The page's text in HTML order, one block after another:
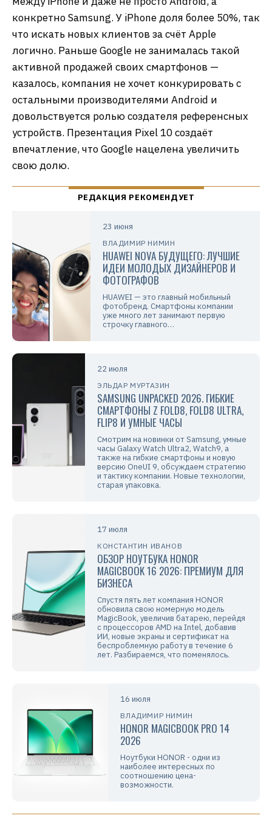
конкретно Samsung. У iPhone доля более 50%, так
что искать новых клиентов за счёт Apple
логично. Раньше Google не занималась такой
активной продажей своих смартфонов —
казалось, компания не хочет конкурировать с
остальными производителями Android и
довольствуется ролью создателя референсных
устройств. Презентация Pixel 10 создаёт
впечатление, что Google нацелена увеличить
свою долю.
23 июня
ВЛАДИМИР НИМИН
HUAWEI NOVA БУДУЩЕГО: ЛУЧШИЕ
ИДЕИ МОЛОДЫХ ДИЗАЙНЕРОВ И
ФОТОГРАФОВ
HUAWEI — это главный мобильный
фотобренд. Смартфоны компании
уже много лет занимают первую
строчку главного…
22 июля
ЭЛЬДАР МУРТАЗИН
SAMSUNG UNPACKED 2026. ГИБКИЕ
СМАРТФОНЫ Z FOLD8, FOLD8 ULTRA,
FLIP8 И УМНЫЕ ЧАСЫ
Смотрим на новинки от Samsung, умные
часы Galaxy Watch Ultra2, Watch9, а
также на гибкие смартфоны и новую
версию OneUI 9, обсуждаем стратегию
и тактику компании. Новые технологии,
старая упаковка.
17 июля
КОНСТАНТИН ИВАНОВ
ОБЗОР НОУТБУКА HONOR
MAGICBOOK 16 2026: ПРЕМИУМ ДЛЯ
БИЗНЕСА
Спустя пять лет компания HONOR
обновила свою номерную модель
MagicBook, увеличив батарею, перейдя
с процессоров AMD на Intel, добавив
ИИ, новые экраны и сертификат на
беспроблемную работу в течение 6
лет. Разбираемся, что поменялось.
16 июля
ВЛАДИМИР НИМИН
HONOR MAGICBOOK PRO 14
2026
Ноутбуки HONOR - одни из
наиболее интересных по
соотношению цена-
возможности.